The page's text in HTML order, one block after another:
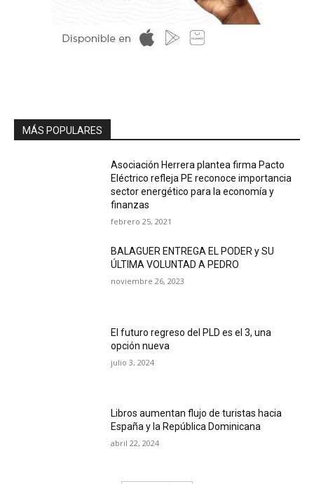
MÁS POPULARES
Asociación Herrera plantea firma Pacto
Eléctrico refleja PE reconoce importancia
sector energético para la economía y
finanzas
febrero 25, 2021
BALAGUER ENTREGA EL PODER y SU
ÚLTIMA VOLUNTAD A PEDRO
noviembre 26, 2023
El futuro regreso del PLD es el 3, una
opción nueva
julio 3, 2024
Libros aumentan flujo de turistas hacia
España y la República Dominicana
abril 22, 2024